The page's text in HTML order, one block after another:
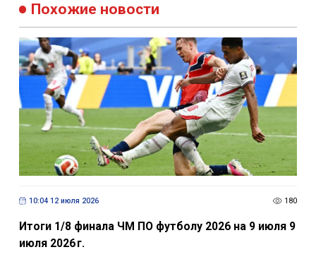
Похожие новости
10:04 12 июля 2026 180
Итоги 1/8 финала ЧМ ПО футболу 2026 на 9 июля 9
июля 2026 г.